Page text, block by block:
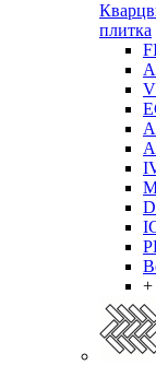
плитка